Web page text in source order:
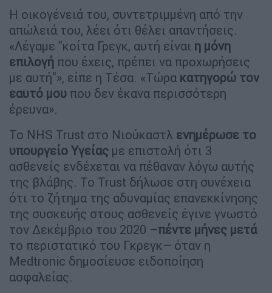
Η οικογένειά του, συντετριμμένη από την
απώλειά του, λέει ότι θέλει απαντήσεις.
«Λέγαμε "κοίτα Γρεγκ, αυτή είναι η μόνη
επιλογή που έχεις, πρέπει να προχωρήσεις
με αυτή"», είπε η Τέσα. «Τώρα κατηγορώ τον
εαυτό μου που δεν έκανα περισσότερη
έρευνα».
Το NHS Trust στο Νιούκαστλ ενημέρωσε το
υπουργείο Υγείας με επιστολή ότι 3
ασθενείς ενδέχεται να πέθαναν λόγω αυτής
της βλάβης. Το Trust δήλωσε στη συνέχεια
ότι το ζήτημα της αδυναμίας επανεκκίνησης
της συσκευής στους ασθενείς έγινε γνωστό
τον Δεκέμβριο του 2020 –πέντε μήνες μετά
το περιστατικό του Γκρεγκ– όταν η
Medtronic δημοσίευσε ειδοποίηση
ασφαλείας.